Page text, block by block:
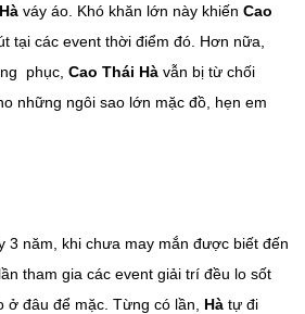
váy áo. Khó khăn lớn này khiến Cao
tại các event thời điểm đó. Hơn nữa,
phục, Cao Thái Hà vẫn bị từ chối
những ngôi sao lớn mặc đồ, hẹn em
3 năm, khi chưa may mắn được biết đến
tham gia các event giải trí đều lo sốt
ở đâu để mặc. Từng có lần, Hà tự đi